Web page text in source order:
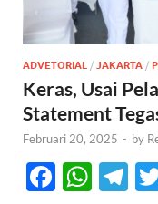
ADVETORIAL / JAKARTA /
Keras, Usai
Statement
Februari 20, 2025 - by
F
W T